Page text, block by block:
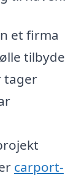
et firma
tilbyde
tager
carport-